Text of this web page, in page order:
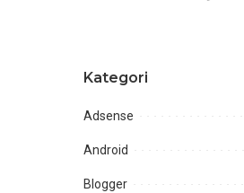
Kategori
Adsense
Android
Blogger